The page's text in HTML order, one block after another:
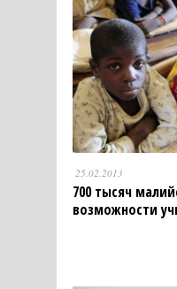
25.02.2013
700 тысяч
возможности